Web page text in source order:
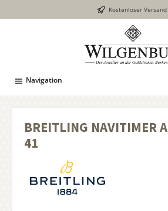
Kostenloser Versand
Navigation
BREITLING NAVITIMER
41